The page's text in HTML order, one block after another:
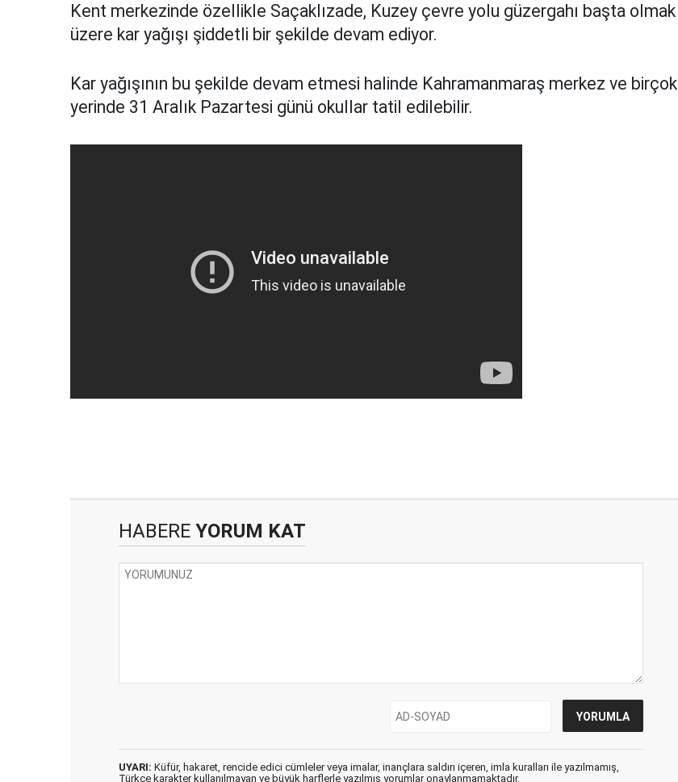
Kent merkezinde özellikle Saçaklızade, Kuzey çevre yolu güzergahı başta olmak
üzere kar yağışı şiddetli bir şekilde devam ediyor.
Kar yağışının bu şekilde devam etmesi halinde Kahramanmaraş merkez ve birçok
yerinde 31 Aralık Pazartesi günü okullar tatil edilebilir.
HABERE YORUM KAT
UYARI: Küfür, hakaret, rencide edici cümleler veya imalar, inançlara saldırı içeren, imla kuralları ile yazılmamış,
Türkçe karakter kullanılmayan ve büyük harflerle yazılmış yorumlar onaylanmamaktadır.